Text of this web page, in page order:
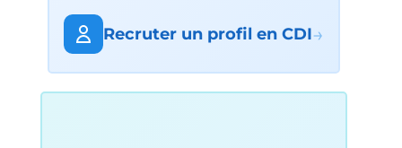
Recruter un profil en CDI→